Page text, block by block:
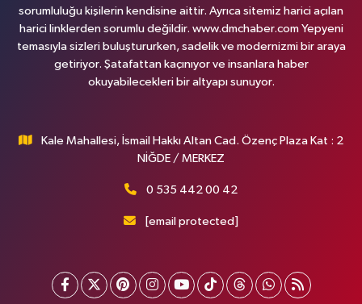
sorumluluğu kişilerin kendisine aittir. Ayrıca sitemiz harici açılan
harici linklerden sorumlu değildir. www.dmchaber.com Yepyeni
temasıyla sizleri buluştururken, sadelik ve modernizmi bir araya
getiriyor. Şatafattan kaçınıyor ve insanlara haber
okuyabilecekleri bir altyapı sunuyor.
Kale Mahallesi, İsmail Hakkı Altan Cad. Özenç Plaza Kat : 2
NİĞDE / MERKEZ
0 535 442 00 42
[email protected]